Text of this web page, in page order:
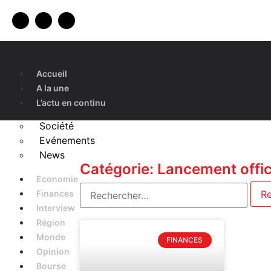
Accueil
A la une
L’actu en continu
Société
Evénements
News
Economie
Finances
Interview
Région
Monde
Opinion
Bourse
Catégorie: Lancement
FINANCES